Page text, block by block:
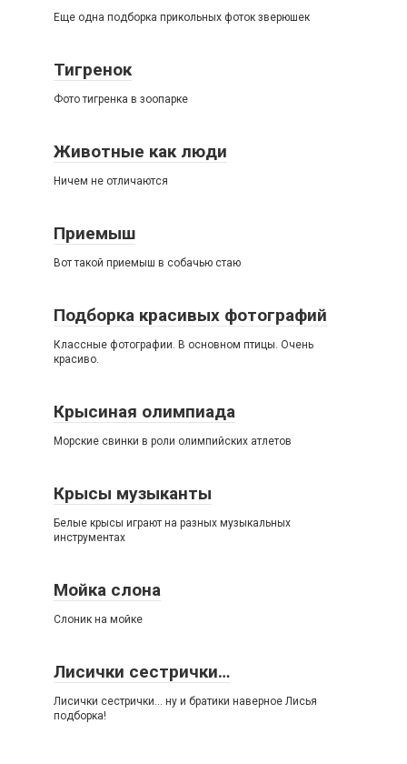
Еще одна подборка прикольных фоток зверюшек
Тигренок
Фото тигренка в зоопарке
Животные как люди
Ничем не отличаются
Приемыш
Вот такой приемыш в собачью стаю
Подборка красивых фотографий
Классные фотографии. В основном птицы. Очень
красиво.
Крысиная олимпиада
Морские свинки в роли олимпийских атлетов
Крысы музыканты
Белые крысы играют на разных музыкальных
инструментах
Мойка слона
Слоник на мойке
Лисички сестрички…
Лисички сестрички… ну и братики наверное Лисья
подборка!